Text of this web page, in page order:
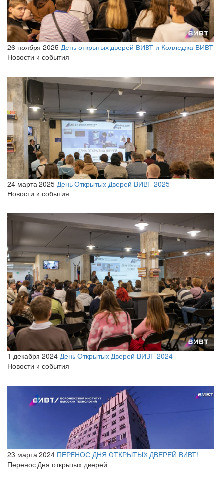
26 ноября 2025 День открытых дверей ВИВТ и Колледжа ВИВТ
Новости и события
24 марта 2025 День Открытых Дверей ВИВТ-2025
Новости и события
1 декабря 2024 День Открытых Дверей ВИВТ-2024
Новости и события
23 марта 2024 ПЕРЕНОС ДНЯ ОТКРЫТЫХ ДВЕРЕЙ ВИВТ!
Перенос Дня открытых дверей